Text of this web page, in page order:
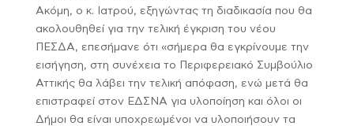
Ακόμη, ο κ. Ιατρού, εξηγώντας τη διαδικασία που θα
ακολουθηθεί για την τελική έγκριση του νέου
ΠΕΣΔΑ, επεσήμανε ότι «σήμερα θα εγκρίνουμε την
εισήγηση, στη συνέχεια το Περιφερειακό Συμβούλιο
Αττικής θα λάβει την τελική απόφαση, ενώ μετά θα
επιστραφεί στον ΕΔΣΝΑ για υλοποίηση και όλοι οι
Δήμοι θα είναι υποχρεωμένοι να υλοποιήσουν τα